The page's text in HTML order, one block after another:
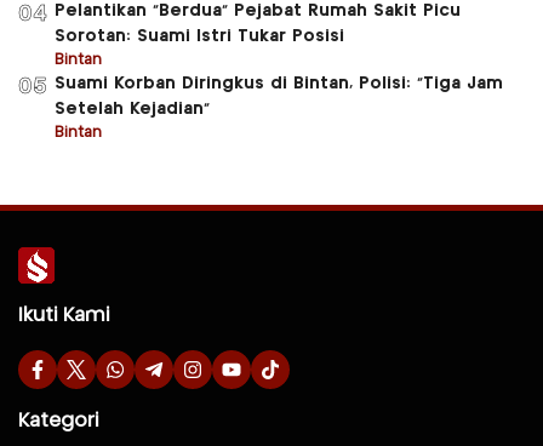
04
Pelantikan “Berdua” Pejabat Rumah Sakit Picu
Sorotan: Suami Istri Tukar Posisi
Bintan
05 Suami Korban Diringkus di Bintan, Polisi: “Tiga Jam
Setelah Kejadian”
Bintan
Ikuti Kami
Kategori